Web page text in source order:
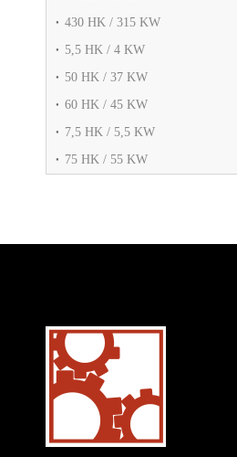
430 HK / 315 KW
5,5 HK / 4 KW
50 HK / 37 KW
60 HK / 45 KW
7,5 HK / 5,5 KW
75 HK / 55 KW